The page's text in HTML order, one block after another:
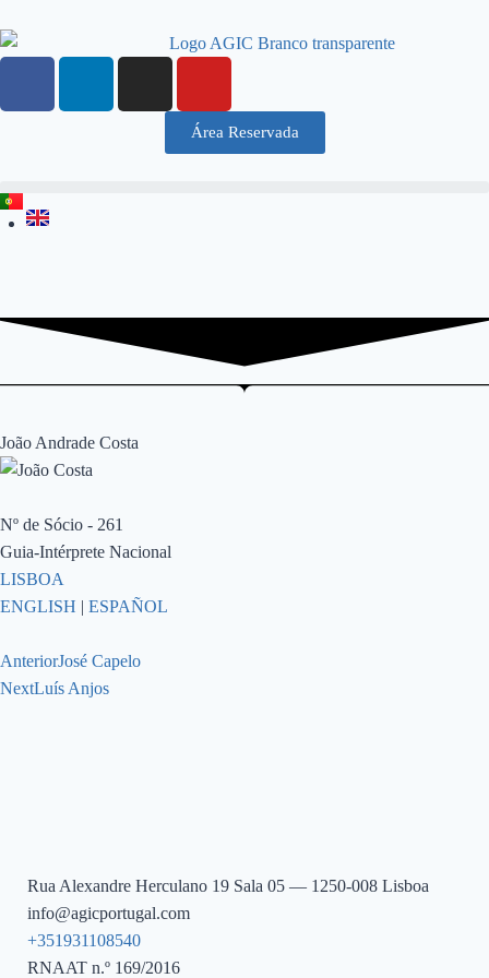
Área Reservada
João Andrade Costa
Nº de Sócio - 261
Guia-Intérprete Nacional
LISBOA
ENGLISH | ESPAÑOL
AnteriorJosé Capelo
NextLuís Anjos
Rua Alexandre Herculano 19 Sala 05 — 1250-008 Lisboa
info@agicportugal.com
+351931108540
RNAAT n.º 169/2016